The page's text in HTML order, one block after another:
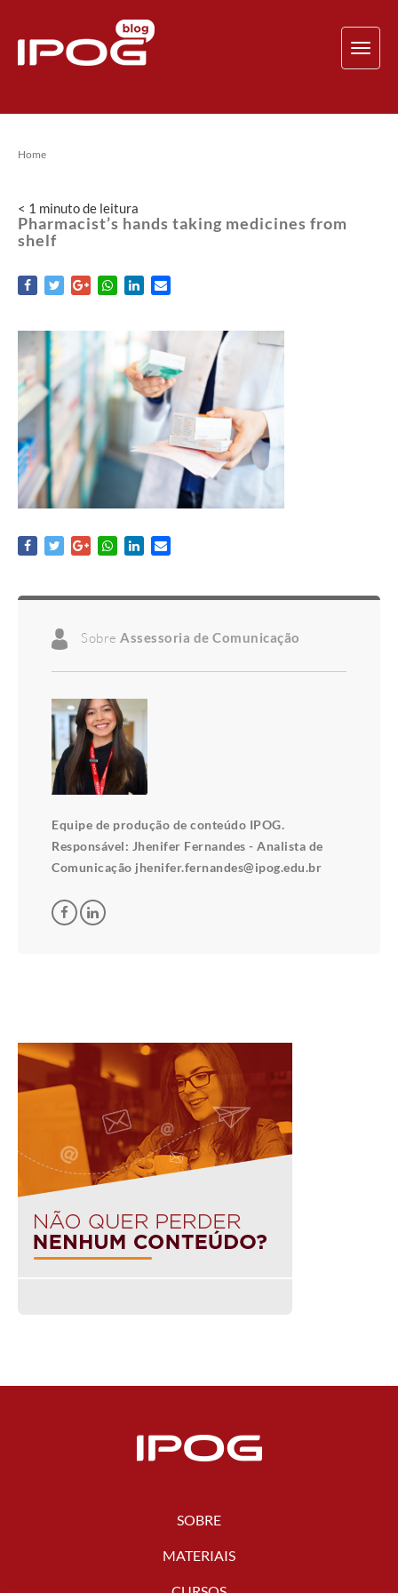
Home
< 1 minutode leitura
Pharmacist’s hands taking medicines from
shelf
Sobre Assessoria de Comunicação
Equipe de produção de conteúdo IPOG.
Responsável: Jhenifer Fernandes - Analista de
Comunicação jhenifer.fernandes@ipog.edu.br
SOBRE
MATERIAIS